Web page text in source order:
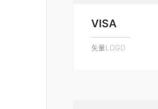
VISA
矢量LOGO